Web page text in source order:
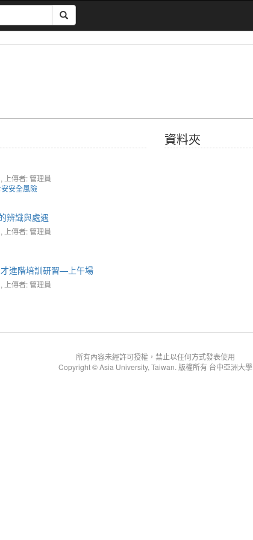
上傳者: 管理員
安全風險
辨識與處遇
上傳者: 管理員
進階培訓研習—上午場
上傳者: 管理員
資料夾
所有內容未經許可授權，禁止以任何方式發表使用
Copyright © Asia University, Taiwan. 版權所有 台中亞洲大學